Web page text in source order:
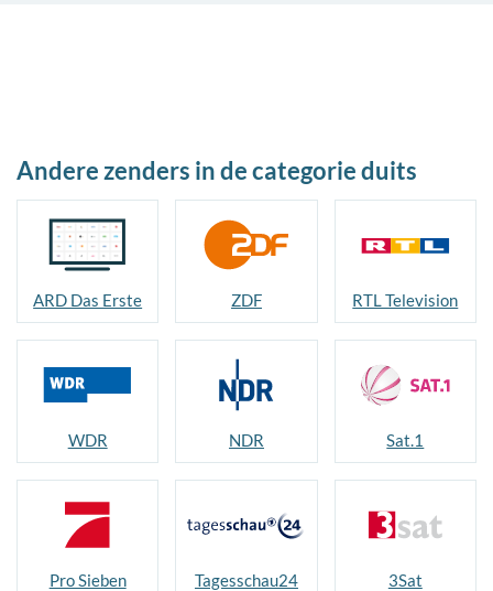
Andere zenders in de categorie duits
ARD Das Erste ZDF RTL Television
WDR NDR Sat.1
Pro Sieben Tagesschau24 3Sat